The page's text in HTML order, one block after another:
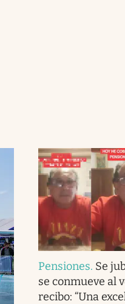
Pensiones. Se
se conmueve al
recibo: “Una